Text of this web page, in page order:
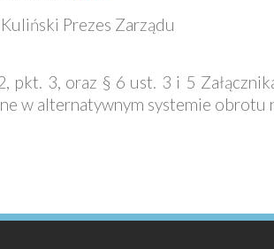
Prezes Zarządu
pkt. 3, oraz § 6 ust. 3 i 5
w alternatywnym systemie obrotu